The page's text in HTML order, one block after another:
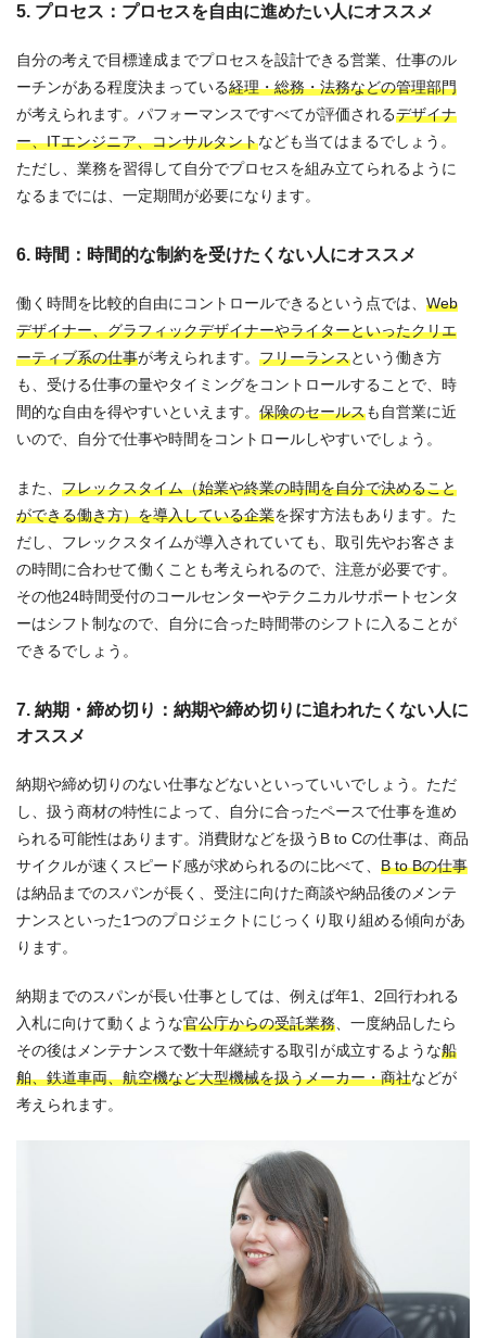
5. プロセス：プロセスを自由に進めたい人にオススメ
自分の考えで目標達成までプロセスを設計できる営業、仕事のル
ーチンがある程度決まっている経理・総務・法務などの管理部門
が考えられます。パフォーマンスですべてが評価されるデザイナ
ー、ITエンジニア、コンサルタントなども当てはまるでしょう。
ただし、業務を習得して自分でプロセスを組み立てられるように
なるまでには、一定期間が必要になります。
6. 時間：時間的な制約を受けたくない人にオススメ
働く時間を比較的自由にコントロールできるという点では、 Web
デザイナー、グラフィックデザイナーやライターといったクリエ
ーティブ系の仕事が考えられます。 フリーランスという働き方
も、受ける仕事の量やタイミングをコントロールすることで、時
間的な自由を得やすいといえます。 保険のセールスも自営業に近
いので、自分で仕事や時間をコントロールしやすいでしょう。
また、 フレックスタイム（始業や終業の時間を自分で決めること
ができる働き方）を導入している企業を探す方法もあります。た
だし、フレックスタイムが導入されていても、取引先やお客さま
の時間に合わせて働くことも考えられるので、注意が必要です。
その他24時間受付のコールセンターやテクニカルサポートセンタ
ーはシフト制なので、自分に合った時間帯のシフトに入ることが
できるでしょう。
7. 納期・締め切り：納期や締め切りに追われたくない人に
オススメ
納期や締め切りのない仕事などないといっていいでしょう。ただ
し、扱う商材の特性によって、自分に合ったペースで仕事を進め
られる可能性はあります。消費財などを扱うB to Cの仕事は、商品
サイクルが速くスピード感が求められるのに比べて、 B to Bの仕事
は納品までのスパンが長く、受注に向けた商談や納品後のメンテ
ナンスといった1つのプロジェクトにじっくり取り組める傾向があ
ります。
納期までのスパンが長い仕事としては、例えば年1、2回行われる
入札に向けて動くような官公庁からの受託業務 、一度納品したら
その後はメンテナンスで数十年継続する取引が成立するような船
舶、鉄道車両、航空機など大型機械を扱うメーカー・商社などが
考えられます。